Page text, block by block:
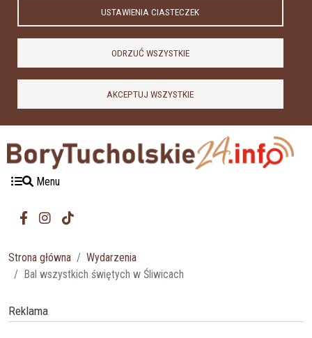
USTAWIENIA CIASTECZEK
ODRZUĆ WSZYSTKIE
AKCEPTUJ WSZYSTKIE
Menu
Strona główna
Wydarzenia
Bal wszystkich świętych w Śliwicach
Reklama